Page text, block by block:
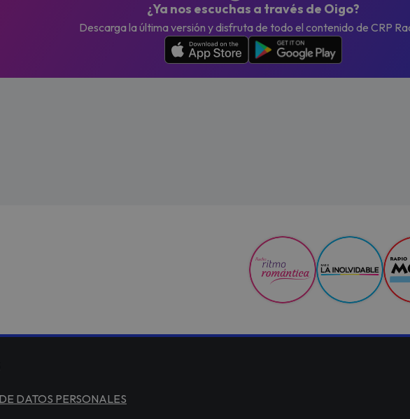
¿Ya nos escuchas a través de Oigo?
Descarga la última versión y disfruta de todo el contenido de CRP
DATOS PERSONALES